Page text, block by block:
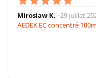
Miroslaw K. · 29 juillet
AEDEX EC concentré